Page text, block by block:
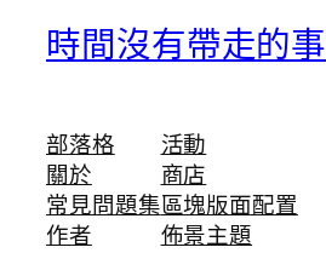
時間沒有帶走的事
部落格
關於
常見問題集
作者
活動
商店
區塊版面配置
佈景主題